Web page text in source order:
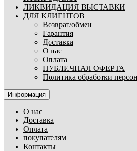
ЛИКВИДАЦИЯ ВЫСТАВКИ
ДЛЯ КЛИЕНТОВ
Возврат/обмен
Гарантия
Доставка
О нас
Оплата
ПУБЛИЧНАЯ ОФЕРТА
Политика обработки
Информация
О нас
Доставка
Оплата
покупателям
Контакты